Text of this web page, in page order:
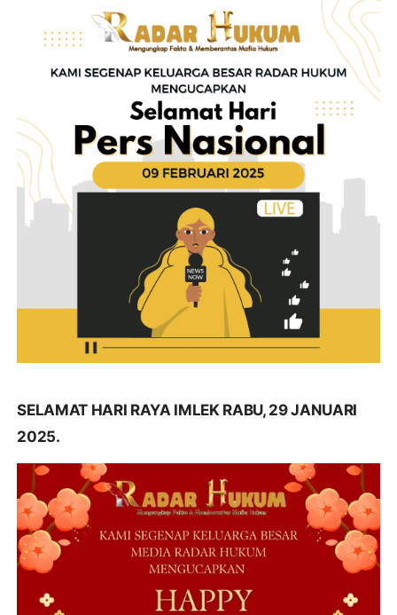
SELAMAT HARI RAYA IMLEK RABU, 29 JANUARI
2025.